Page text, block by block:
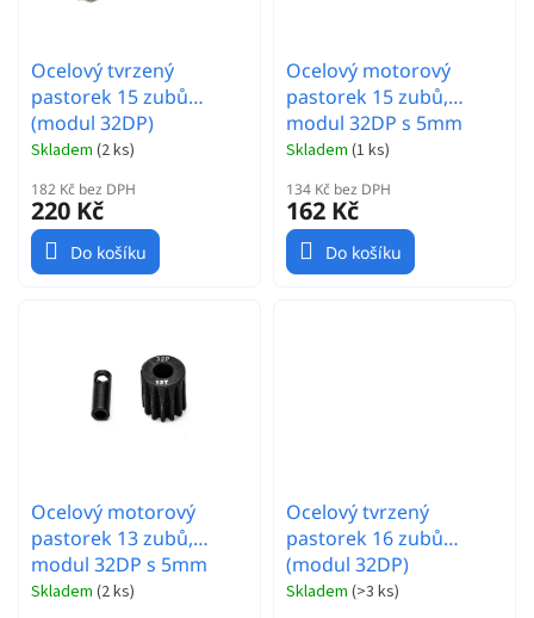
ů
Ocelový tvrzený
pastorek 15 zubů
(modul 32DP)
Skladem (2 ks)
182 Kč bez DPH
220 Kč
Do košíku
Ocelový motorový
pastorek 15 zubů,
modul 32DP s 5mm
vrtáním a 3,17mm
Skladem (1 ks)
134 Kč bez DPH
162 Kč
Do košíku
Ocelový motorový
pastorek 13 zubů,
modul 32DP s 5mm
vrtáním a 3,17mm
Skladem (2 ks)
Ocelový tvrzený
pastorek 16 zubů
(modul 32DP)
Skladem (>3 ks)